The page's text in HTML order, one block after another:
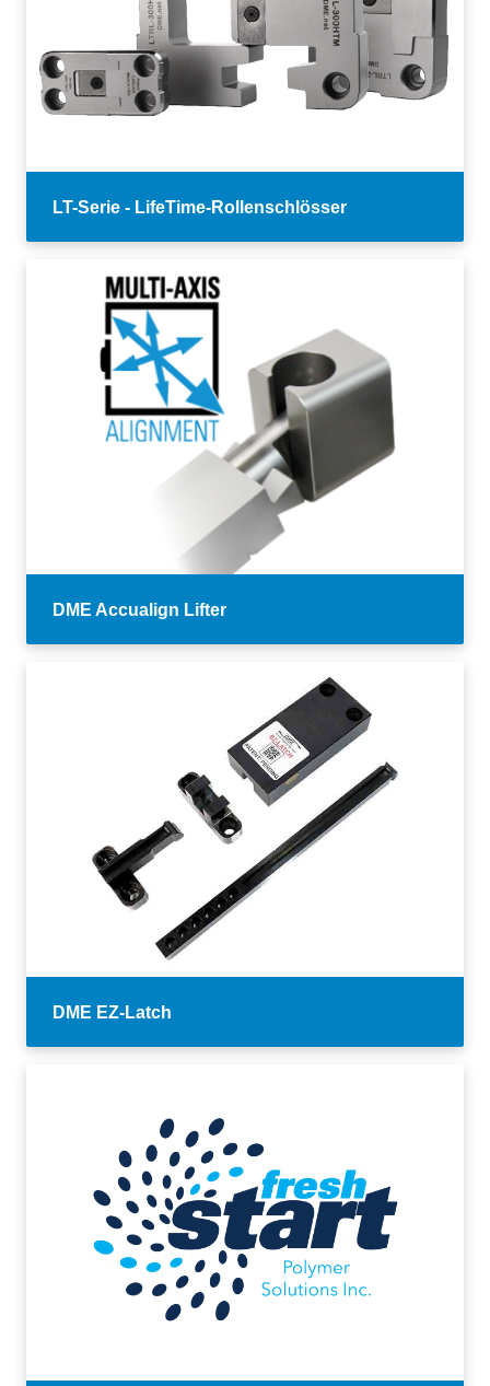
LT-Serie - LifeTime-Rollenschlösser
DME Accualign Lifter
DME EZ-Latch